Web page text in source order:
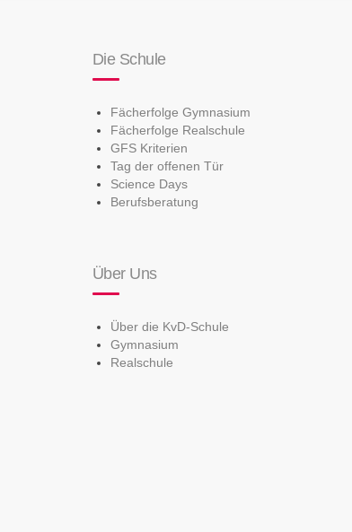
Die Schule
Fächerfolge Gymnasium
Fächerfolge Realschule
GFS Kriterien
Tag der offenen Tür
Science Days
Berufsberatung
Über Uns
Über die KvD-Schule
Gymnasium
Realschule